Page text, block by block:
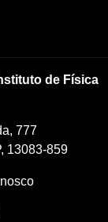
de Física
777
13083-859